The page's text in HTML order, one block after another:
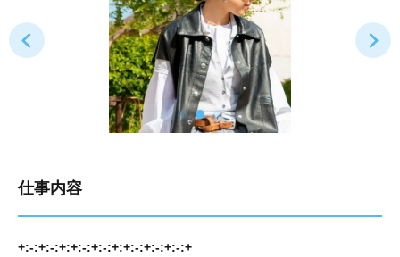
仕事内容
+:-:+:-:+:+:-:+:-:+:+:-:+:-:+:-:+